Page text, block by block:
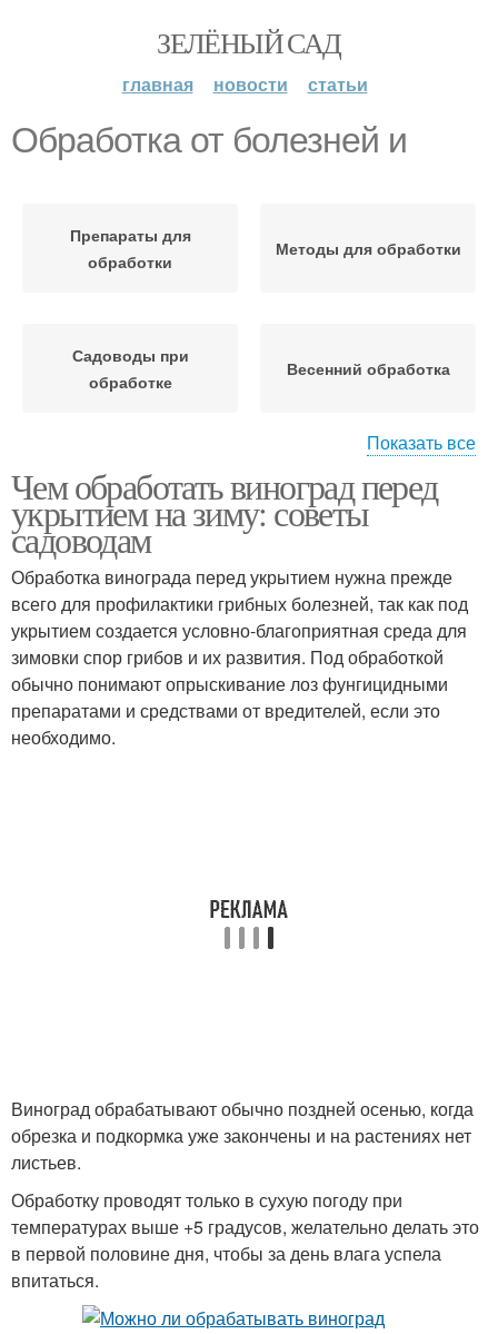
ЗЕЛЁНЫЙ САД
главная новости статьи
Обработка от болезней и
Препараты для
обработки
Методы для обработки
Садоводы при
обработке
Весенний обработка
Осенние обработки Ошибки при обработке
Профилактические
обработки
Обработки от
заболеваний
Осенняя обработка
Показать все
Чем обработать виноград перед
укрытием на зиму: советы
садоводам
Обработка винограда перед укрытием нужна прежде
всего для профилактики грибных болезней, так как под
укрытием создается условно-благоприятная среда для
зимовки спор грибов и их развития. Под обработкой
обычно понимают опрыскивание лоз фунгицидными
препаратами и средствами от вредителей, если это
необходимо.
Виноград обрабатывают обычно поздней осенью, когда
обрезка и подкормка уже закончены и на растениях нет
листьев.
Обработку проводят только в сухую погоду при
температурах выше +5 градусов, желательно делать это
в первой половине дня, чтобы за день влага успела
впитаться.